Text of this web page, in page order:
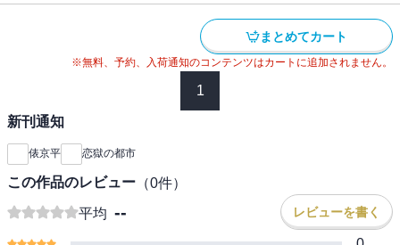
まとめてカート
※無料、予約、入荷通知のコンテンツはカートに追加されません。
1
新刊通知
俵京平 恋獄の都市
この作品のレビュー （0件）
平均 -- レビューを書く